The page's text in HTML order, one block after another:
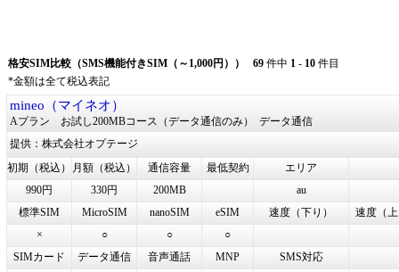
格安SIM比較（SMS機能付きSIM（～1,000円）） 69 件中 1 - 10 件目
*金額は全て税込表記
mineo（マイネオ）
Aプラン お試し200MBコース（データ通信のみ） データ通信
提供：株式会社オプテージ
初期（税込）
月額（税込） 通信容量 最低契約
エリア
990円
330円 200MB
au
標準SIM
MicroSIM nanoSIM eSIM 速度（下り）
速度（
×
○ ○
○
SIMカード
データ通信 音声通話 MNP
SMS対応